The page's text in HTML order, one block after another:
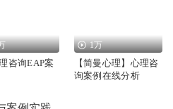
咨询EAP案
1万
【简曼心理】心理咨
询案例在线分析